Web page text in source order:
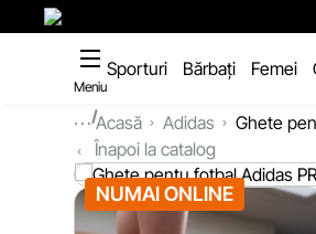
Meniu
Sporturi Bărbați Femei
...Acasă Adidas
Ghete
Înapoi la catalog
NUMAI ONLINE